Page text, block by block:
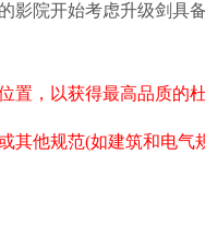
影院开始考虑升级剑具
，以获得最高品质的杜
他规范(如建筑和电气